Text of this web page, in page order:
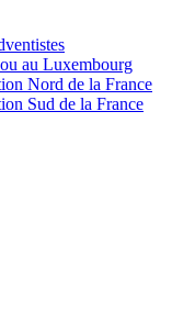
au Luxembourg
Nord de la France
Sud de la France